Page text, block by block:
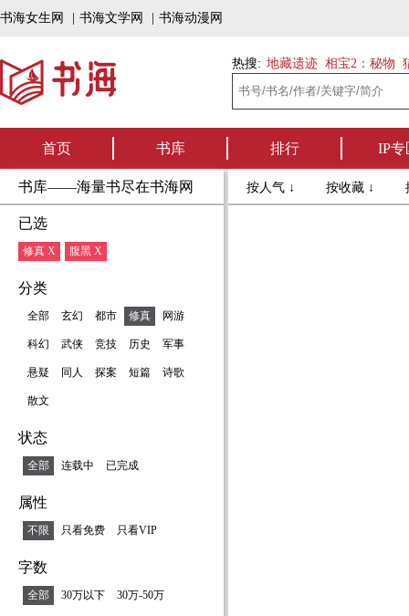
书海女生网 书海文学网 书海动漫网
热搜: 地藏遗迹 相宝2：秘物
首页 书库 排行 IP专
书库——海量书尽在书海网
已选
修真 X 腹黑 X
分类
全部 玄幻 都市 修真 网游
科幻 武侠 竞技 历史 军事
悬疑 同人 探案 短篇 诗歌
散文
状态
全部 连载中 已完成
属性
不限 只看免费 只看VIP
字数
全部 30万以下 30万-50万
按人气 ↓ 按收藏 ↓